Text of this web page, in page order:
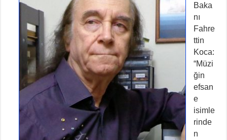
Baka
nı
Fahre
ttin
Koca:
“Müzi
ğin
efsan
e
isimle
rinde
n